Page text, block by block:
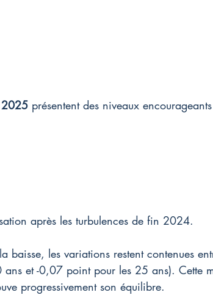
2025 présentent des niveaux
après les turbulences de fin 2024.
baisse, les variations restent contenues
et -0,07 point pour les 25 ans). Cette
progressivement son équilibre.